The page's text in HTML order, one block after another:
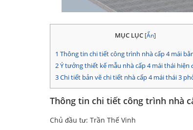
MỤC LỤC [Ẩn]
1 Thông tin chi tiết công trình nhà cấp 4 mái
2Ý tưởng thiết kế mẫu nhà cấp 4 mái thái hiện
3Chi tiết bản vẽ chi tiết nhà cấp 4 mái thái 3
Thông tin chi tiết công trình nhà
Chủ đầu tư: Trần Thế Vinh